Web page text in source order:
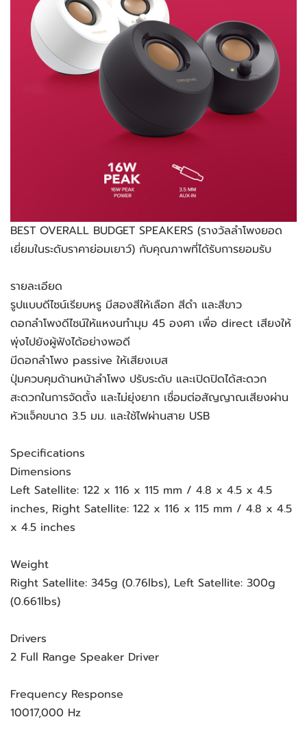
BEST OVERALL BUDGET SPEAKERS (รางวัลลำโพงยอด
เยี่ยมในระดับราคาย่อมเยาว์) กับคุณภาพที่ได้รับการยอมรับ
รายละเอียด
รูปแบบดีไซน์เรียบหรู มีสองสีให้เลือก สีดำ และสีขาว
ดอกลำโพงดีไซน์ให้แหงนทำมุม 45 องศา เพื่อ direct เสียงให้
พุ่งไปยังผู้ฟังได้อย่างพอดี
มีดอกลำโพง passive ให้เสียงเบส
ปุ่มควบคุมด้านหนัาลำโพง ปรับระดับ และเปิดปิดได้สะดวก
สะดวกในการจัดตั้ง และไม่ยุ่งยาก เชื่อมต่อสัญญาณเสียงผ่าน
หัวแจ็คขนาด 3.5 มม. และใช้ไฟผ่านสาย USB
Specifications
Dimensions
Left Satellite: 122 x 116 x 115 mm / 4.8 x 4.5 x 4.5
inches, Right Satellite: 122 x 116 x 115 mm / 4.8 x 4.5
x 4.5 inches
Weight
Right Satellite: 345g (0.76lbs), Left Satellite: 300g
(0.661lbs)
Drivers
2 Full Range Speaker Driver
Frequency Response
10017,000 Hz